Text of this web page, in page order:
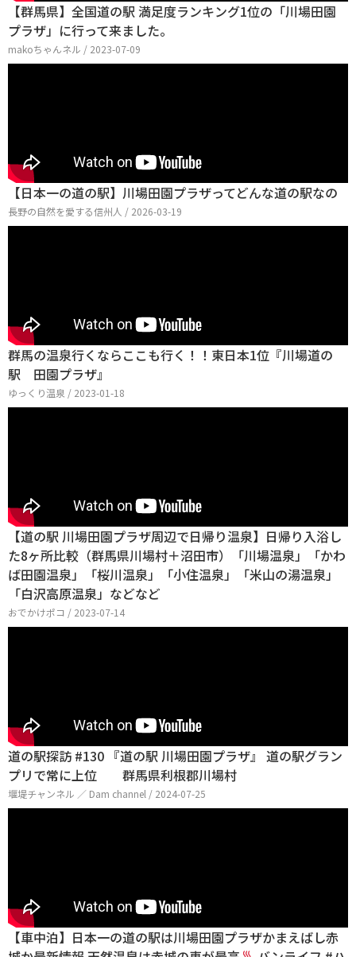
【群馬県】全国道の駅 満足度ランキング1位の「川場田園
プラザ」に行って来ました。
makoちゃんネル / 2023-07-09
【日本一の道の駅】川場田園プラザってどんな道の駅なの
長野の自然を愛する信州人 / 2026-03-19
群馬の温泉行くならここも行く！！東日本1位『川場道の
駅 田園プラザ』
ゆっくり温泉 / 2023-01-18
【道の駅 川場田園プラザ周辺で日帰り温泉】日帰り入浴し
た8ヶ所比較（群馬県川場村＋沼田市）「川場温泉」「かわ
ば田園温泉」「桜川温泉」「小住温泉」「米山の湯温泉」
「白沢高原温泉」などなど
おでかけポコ / 2023-07-14
道の駅探訪 #130 『道の駅 川場田園プラザ』 道の駅グラン
プリで常に上位 群馬県利根郡川場村
堰堤チャンネル ／ Dam channel / 2024-07-25
【車中泊】日本一の道の駅は川場田園プラザかまえばし赤